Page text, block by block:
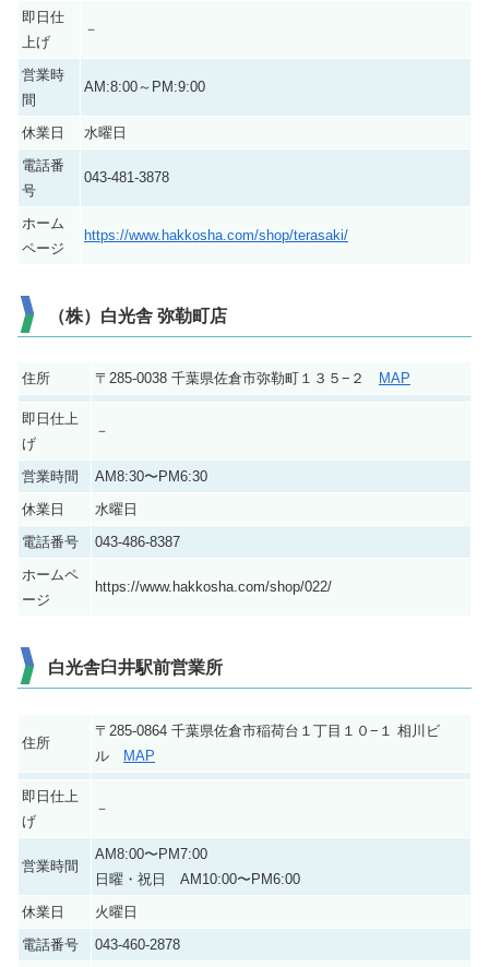
即日仕
上げ
－
営業時
間
AM:8:00～PM:9:00
休業日
水曜日
電話番
号
043-481-3878
ホーム
ページ
https://www.hakkosha.com/shop/terasaki/
（株）白光舎 弥勒町店
住所 〒285-0038 千葉県佐倉市弥勒町１３５−２ MAP
即日仕上
げ
－
営業時間
AM8:30〜PM6:30
休業日
水曜日
電話番号
043-486-8387
ホームペ
ージ
https://www.hakkosha.com/shop/022/
白光舎臼井駅前営業所
住所
〒285-0864 千葉県佐倉市稲荷台１丁目１０−１ 相川ビ
ル MAP
即日仕上
げ
－
営業時間
AM8:00〜PM7:00
日曜・祝日 AM10:00〜PM6:00
休業日
火曜日
電話番号
043-460-2878